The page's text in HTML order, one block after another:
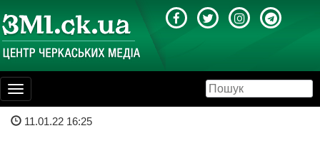
Toggle
navigation
11.01.22 16:25